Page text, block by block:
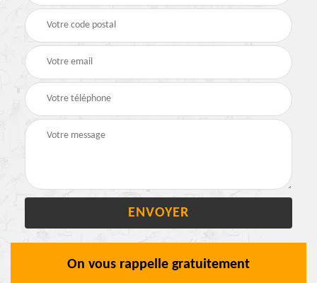
On vous rappelle gratuitement